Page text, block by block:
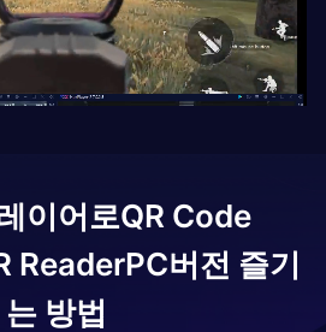
이어로QR Code
ReaderPC버전 즐기
는 방법